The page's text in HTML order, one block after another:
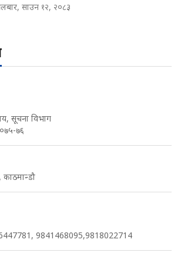
साउन १२, २०८३
सूचना विभाग
०७५-७६
काठमान्डौ
9841468095,9818022714